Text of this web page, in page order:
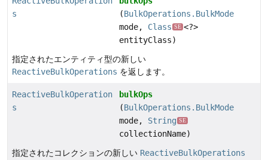
s
(BulkOperations.BulkMode
mode, Class SE <?>
entityClass)
指定されたエンティティ型の新しい
ReactiveBulkOperations を返します。
ReactiveBulkOperation
s
bulkOps
(BulkOperations.BulkMode
mode, String SE
collectionName)
指定されたコレクションの新しい ReactiveBulkOperations